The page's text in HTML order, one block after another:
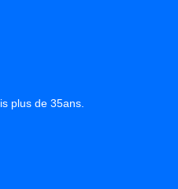
plus de 35ans.